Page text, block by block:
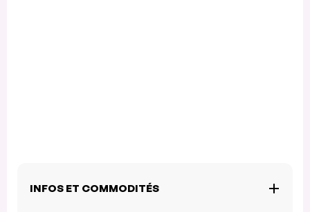
INFOS ET COMMODITÉS